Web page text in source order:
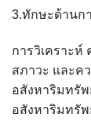
3.ทักษะด้านก
การวิเคราะห์
สภาวะ และค
อสังหาริมทรั
อสังหาริมทรัพ